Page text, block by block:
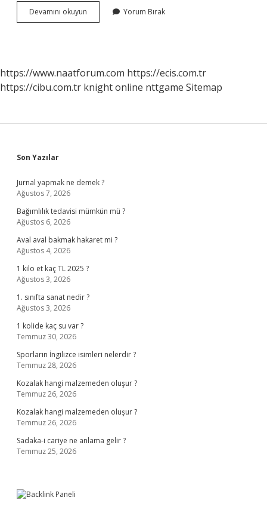
Devamını okuyun
Koltuk
Yorum Bırak
https://www.naatforum.com https://ecis.com.tr
https://cibu.com.tr knight online nttgame Sitemap
Sidebar
Son Yazılar
Jurnal yapmak ne demek ?
Ağustos 7, 2026
Bağımlılık tedavisi mümkün mü ?
Ağustos 6, 2026
Aval aval bakmak hakaret mi ?
Ağustos 4, 2026
1 kilo et kaç TL 2025 ?
Ağustos 3, 2026
1. sınıfta sanat nedir ?
Ağustos 3, 2026
1 kolide kaç su var ?
Temmuz 30, 2026
Sporların İngilizce isimleri nelerdir ?
Temmuz 28, 2026
Kozalak hangi malzemeden oluşur ?
Temmuz 26, 2026
Kozalak hangi malzemeden oluşur ?
Temmuz 26, 2026
Sadaka-i cariye ne anlama gelir ?
Temmuz 25, 2026